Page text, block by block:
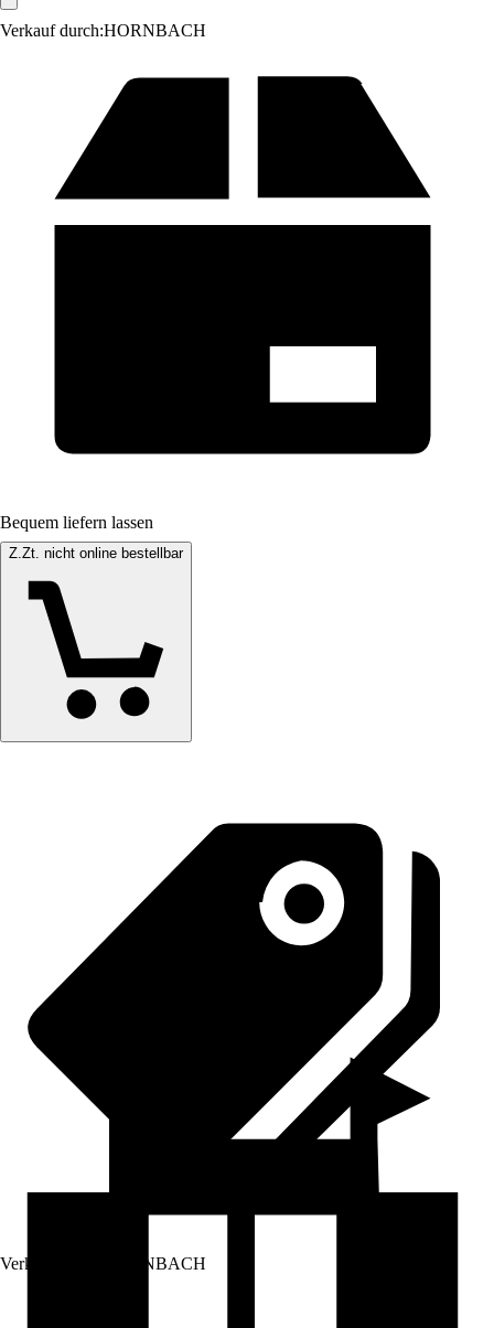
Verkauf durch:HORNBACH
Bequem liefern lassen
Z.Zt. nicht online bestellbar
Verkauf durch: HORNBACH